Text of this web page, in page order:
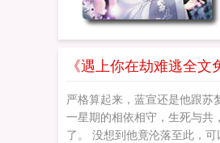
《遇上你在劫难逃全
严格算起来，蓝宣还是他跟苏
一星期的相依相守，生死与共
了。 没想到他竟沦落至此，